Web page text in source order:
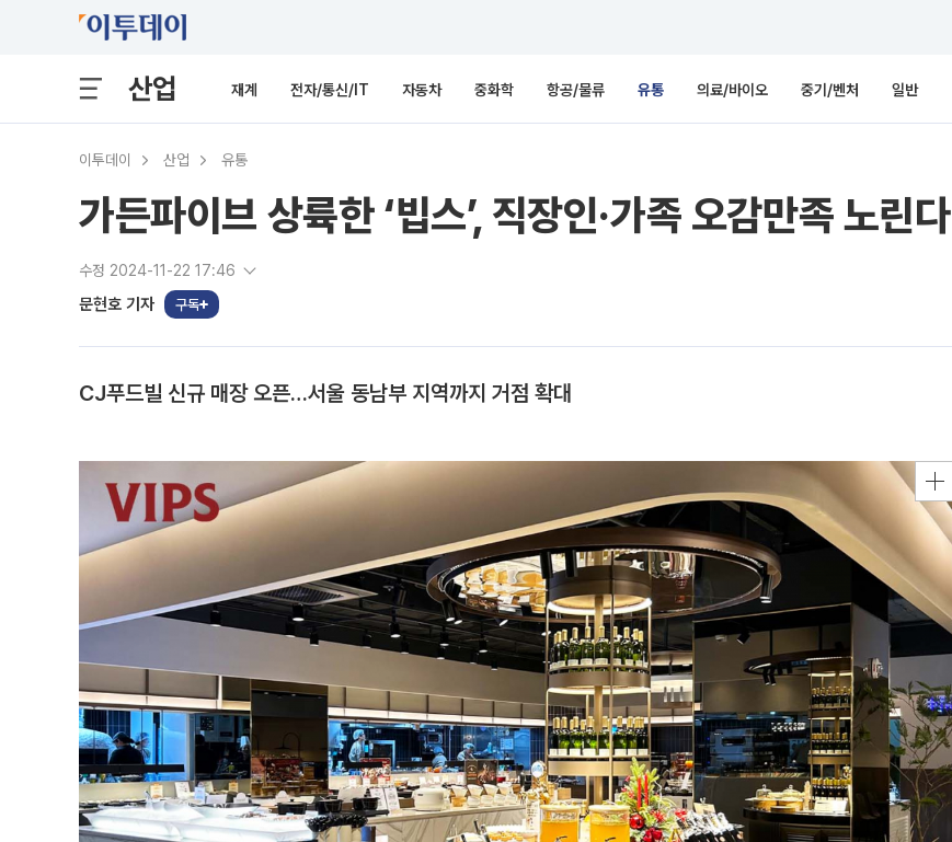
산업 재계 전자/통신/IT 자동차 중화학 항공/물류 유통 의료/바이오 중기/벤처 일반
이투데이 산업 유통
가든파이브 상륙한 ‘빕스’, 직장인·가족 오감만족 노린다
수정 2024-11-22 17:46
문현호 기자 구독
CJ푸드빌 신규 매장 오픈…서울 동남부 지역까지 거점 확대